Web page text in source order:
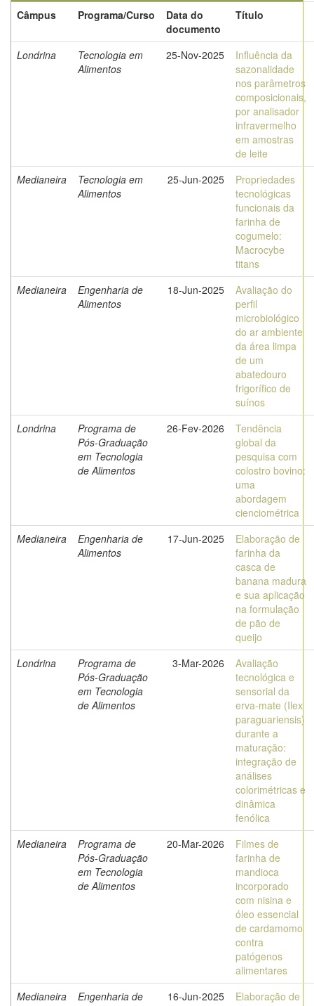
Câmpus
Programa/Curso
Data do
documento
Título
Londrina
Tecnologia em
Alimentos
25-Nov-2025
Influência da
sazonalidade
nos parâmetros
composicionais,
por analisador
infravermelho
em amostras
de leite
Medianeira
Tecnologia em
Alimentos
25-Jun-2025
Propriedades
tecnológicas
funcionais da
farinha de
cogumelo:
Macrocybe
titans
Medianeira
Engenharia de
Alimentos
18-Jun-2025
Avaliação do
perfil
microbiológico
do ar ambiente
da área limpa
de um
abatedouro
frigorífico de
suínos
Londrina
Programa de
Pós-Graduação
em Tecnologia
de Alimentos
26-Fev-2026
Tendência
global da
pesquisa com
colostro bovino:
uma
abordagem
cienciométrica
Medianeira
Engenharia de
Alimentos
17-Jun-2025
Elaboração de
farinha da
casca de
banana madura
e sua aplicação
na formulação
de pão de
queijo
Londrina
Programa de
Pós-Graduação
em Tecnologia
de Alimentos
3-Mar-2026
Avaliação
tecnológica e
sensorial da
erva-mate (Ilex
paraguariensis)
durante a
maturação:
integração de
análises
colorimétricas e
dinâmica
fenólica
Medianeira
Programa de
Pós-Graduação
em Tecnologia
de Alimentos
20-Mar-2026
Filmes de
farinha de
mandioca
incorporado
com nisina e
óleo essencial
de cardamomo
contra
patógenos
alimentares
Medianeira
Engenharia de
16-Jun-2025
Elaboração de